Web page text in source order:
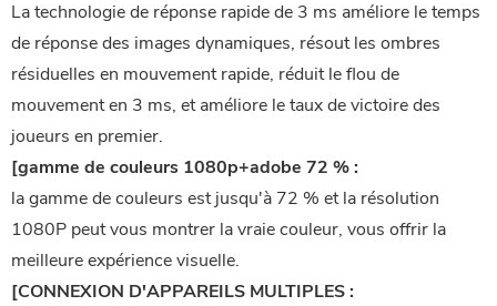
La technologie de réponse rapide de 3 ms améliore le temps
de réponse des images dynamiques, résout les ombres
résiduelles en mouvement rapide, réduit le flou de
mouvement en 3 ms, et améliore le taux de victoire des
joueurs en premier.
[gamme de couleurs 1080p+adobe 72 % :
la gamme de couleurs est jusqu'à 72 % et la résolution
1080P peut vous montrer la vraie couleur, vous offrir la
meilleure expérience visuelle.
[CONNEXION D'APPAREILS MULTIPLES :